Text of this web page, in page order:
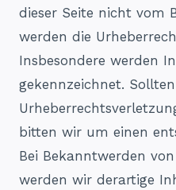
dieser Seite nicht vom
werden die
Insbesondere werden
gekennzeichnet.
bitten wir um einen
Bei Bekanntwerden
werden wir derartige